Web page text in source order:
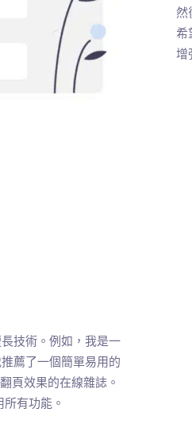
然
希
增
技術。例如，我是一
薦了一個簡單易用的
頁效果的在線雜誌。
有功能。